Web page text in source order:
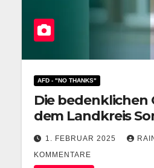
AFD - "NO THANKS"
Die bedenklichen
dem Landkreis
1. FEBRUAR 2025
KOMMENTARE